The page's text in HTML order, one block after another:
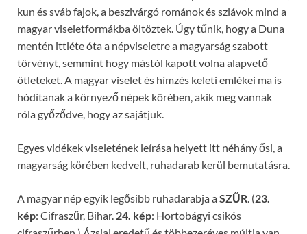
kun és sváb fajok, a beszivárgó románok és szlávok mind a
magyar viseletformákba öltöztek. Úgy tűnik, hogy a Duna
mentén ittléte óta a népviseletre a magyarság szabott
törvényt, semmint hogy mástól kapott volna alapvető
ötleteket. A magyar viselet és hímzés keleti emlékei ma is
hódítanak a környező népek körében, akik meg vannak
róla győződve, hogy az sajátjuk.
Egyes vidékek viseletének leírása helyett itt néhány ősi, a
magyarság körében kedvelt, ruhadarab kerül bemutatásra.
A magyar nép egyik legősibb ruhadarabja aSZŰR. (23.
kép: Cifraszűr, Bihar. 24. kép: Hortobágyi csikós